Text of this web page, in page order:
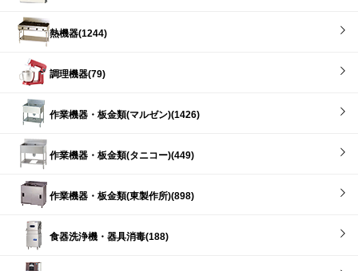
熱機器(1244)
調理機器(79)
作業機器・板金類(マルゼン)(1426)
作業機器・板金類(タニコー)(449)
作業機器・板金類(東製作所)(898)
食器洗浄機・器具消毒(188)